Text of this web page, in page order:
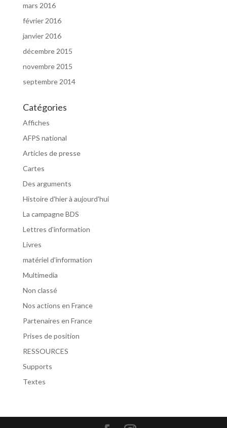
mars 2016
février 2016
janvier 2016
décembre 2015
novembre 2015
septembre 2014
Catégories
Affiches
AFPS national
Articles de presse
Cartes
Des arguments
Histoire d'hier à aujourd'hui
La campagne BDS
Lettres d'information
Livres
matériel d'information
Multimedia
Non classé
Nos actions en France
Partenaires en France
Prises de position
RESSOURCES
Supports
Textes